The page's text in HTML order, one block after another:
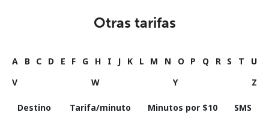
Otras tarifas
A B C D E F G H I J K L M N O P Q R S T
U
V
W Y Z
Destino Tarifa/minuto Minutos por ⁦$10⁩ SMS